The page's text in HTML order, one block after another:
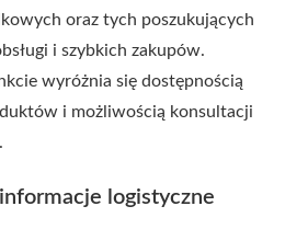
oraz tych poszukujących
i szybkich zakupów.
wyróżnia się dostępnością
i możliwością konsultacji
logistyczne